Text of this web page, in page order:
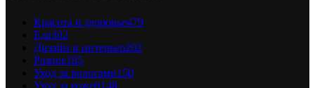
Красота и здоровье479
Еда302
Дизайн и интерьер202
Разное185
Уход за волосами150